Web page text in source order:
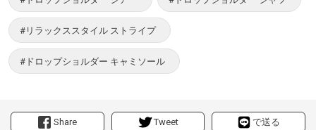
Share Tweet で送る
#リラックススタイル ストライプ
#ドロップショルダー キャミソール